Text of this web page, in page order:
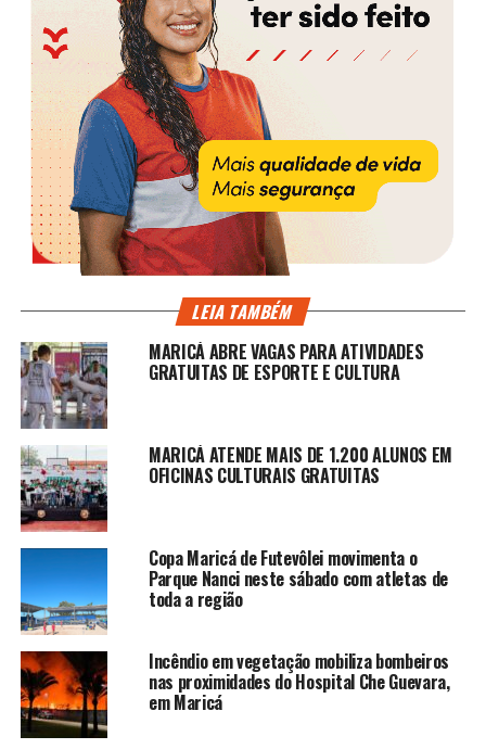
LEIA TAMBÉM
MARICÁ ABRE VAGAS PARA ATIVIDADES
GRATUITAS DE ESPORTE E CULTURA
MARICÁ ATENDE MAIS DE 1.200 ALUNOS EM
OFICINAS CULTURAIS GRATUITAS
Copa Maricá de Futevôlei movimenta o
Parque Nanci neste sábado com atletas de
toda a região
Incêndio em vegetação mobiliza bombeiros
nas proximidades do Hospital Che Guevara,
em Maricá